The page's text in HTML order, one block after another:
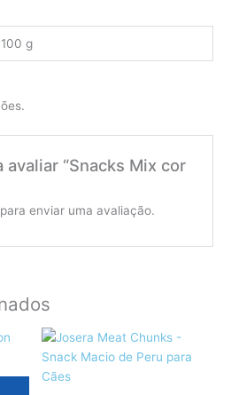
100 g
avaliar “Snacks Mix cor
enviar uma avaliação.